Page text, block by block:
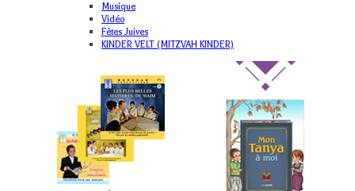
Musique
Vidéo
Fêtes Juives
KINDER VELT (MITZVAH KINDER)